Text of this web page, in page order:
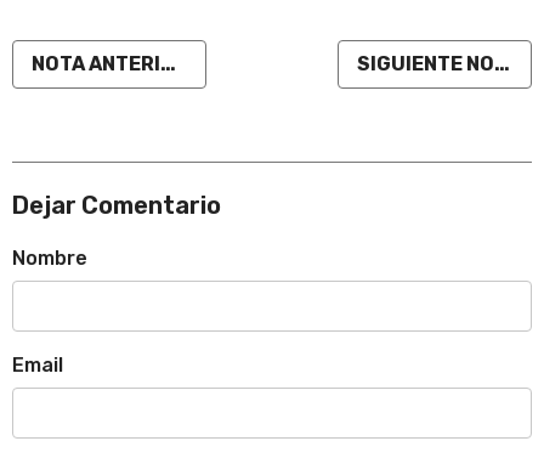
NOTA ANTERIOR SIGUIENTE NOTA
Dejar Comentario
Nombre
Email